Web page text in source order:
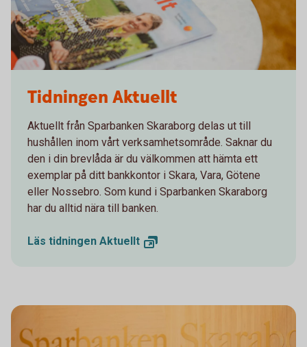
Tidningen Aktuellt
Aktuellt från Sparbanken Skaraborg delas ut till
hushållen inom vårt verksamhetsområde. Saknar du
den i din brevlåda är du välkommen att hämta ett
exemplar på ditt bankkontor i Skara, Vara, Götene
eller Nossebro. Som kund i Sparbanken Skaraborg
har du alltid nära till banken.
Läs tidningen Aktuellt